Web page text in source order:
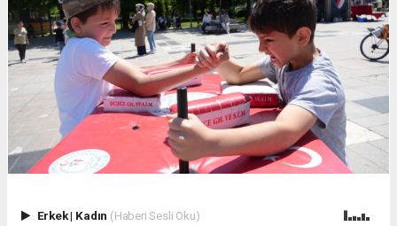
Erkek| Kadın (Haberi Sesli Oku)